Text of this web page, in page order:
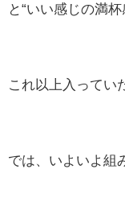
と“いい感じの満杯
これ以上入ってい
では、いよいよ組